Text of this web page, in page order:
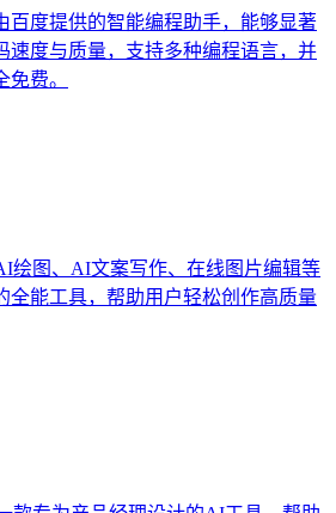
百度提供的智能编程助手，能够显著
速度与质量，支持多种编程语言，并
免费。
绘图、AI文案写作、在线图片编辑等
全能工具，帮助用户轻松创作高质量